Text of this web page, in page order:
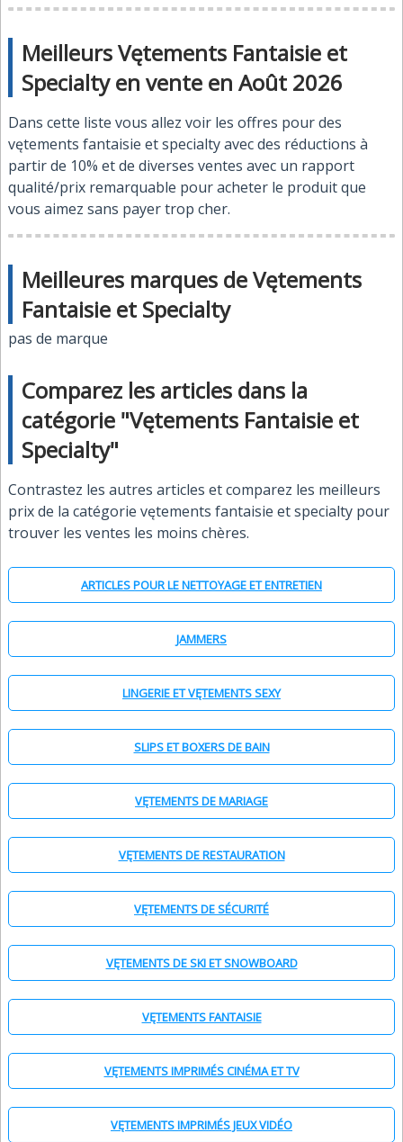
Meilleurs Vętements Fantaisie et
Specialty en vente en Août 2026
Dans cette liste vous allez voir les offres pour des
vętements fantaisie et specialty avec des réductions à
partir de 10% et de diverses ventes avec un rapport
qualité/prix remarquable pour acheter le produit que
vous aimez sans payer trop cher.
Meilleures marques de Vętements
Fantaisie et Specialty
pas de marque
Comparez les articles dans la
catégorie "Vętements Fantaisie et
Specialty"
Contrastez les autres articles et comparez les meilleurs
prix de la catégorie vętements fantaisie et specialty pour
trouver les ventes les moins chères.
ARTICLES POUR LE NETTOYAGE ET ENTRETIEN
JAMMERS
LINGERIE ET VĘTEMENTS SEXY
SLIPS ET BOXERS DE BAIN
VĘTEMENTS DE MARIAGE
VĘTEMENTS DE RESTAURATION
VĘTEMENTS DE SÉCURITÉ
VĘTEMENTS DE SKI ET SNOWBOARD
VĘTEMENTS FANTAISIE
VĘTEMENTS IMPRIMÉS CINÉMA ET TV
VĘTEMENTS IMPRIMÉS JEUX VIDÉO